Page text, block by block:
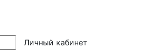
Личный кабинет